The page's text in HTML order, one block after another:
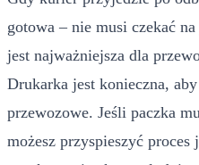
gotowa – nie musi czekać
jest najważniejsza dla
Drukarka jest konieczna,
przewozowe. Jeśli paczka
możesz przyspieszyć proces